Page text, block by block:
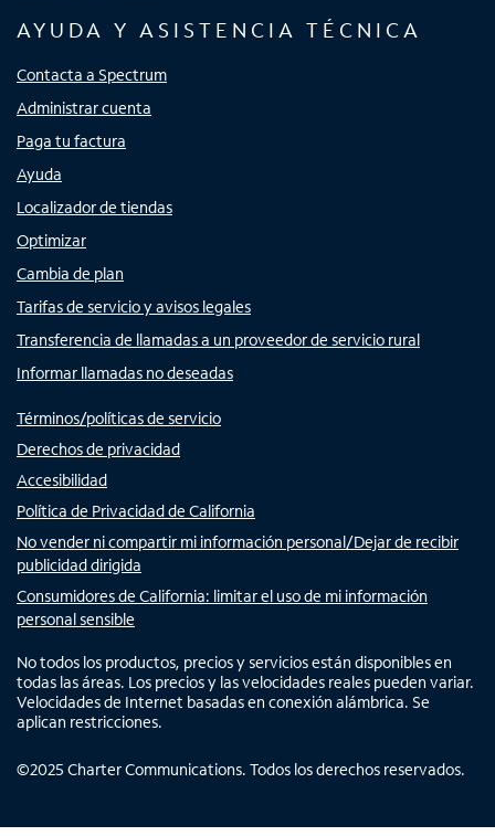
AYUDA Y ASISTENCIA TÉCNICA
Contacta a Spectrum
Administrar cuenta
Paga tu factura
Ayuda
Localizador de tiendas
Optimizar
Cambia de plan
Tarifas de servicio y avisos legales
Transferencia de llamadas a un proveedor de servicio rural
Informar llamadas no deseadas
Términos/políticas de servicio
Derechos de privacidad
Accesibilidad
Política de Privacidad de California
No vender ni compartir mi información personal/Dejar de recibir
publicidad dirigida
Consumidores de California: limitar el uso de mi información
personal sensible
No todos los productos, precios y servicios están disponibles en
todas las áreas. Los precios y las velocidades reales pueden variar.
Velocidades de Internet basadas en conexión alámbrica. Se
aplican restricciones.
©2025 Charter Communications. Todos los derechos reservados.